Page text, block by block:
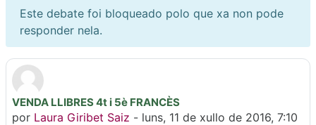
Este debate foi bloqueado polo que xa non pode
responder nela.
VENDA LLIBRES 4t i 5è FRANCÈS
por Laura Giribet Saiz - luns, 11 de xullo de 2016, 7:10
Número de respostas: 0